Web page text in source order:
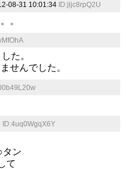
08-31 10:01:34 ID:jljc8rpQ2U
。
た。
せんでした。
ID:4uq0WgqX6Y
タン
て